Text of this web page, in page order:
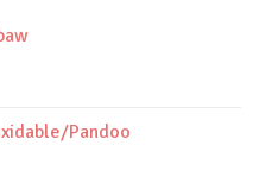
Pandoo